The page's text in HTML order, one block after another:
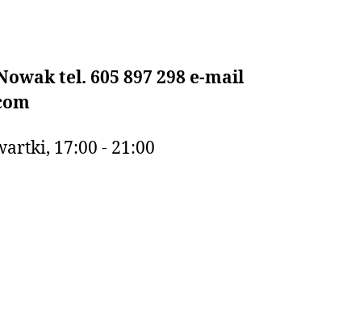
tel. 605 897 298 e-mail
17:00 - 21:00